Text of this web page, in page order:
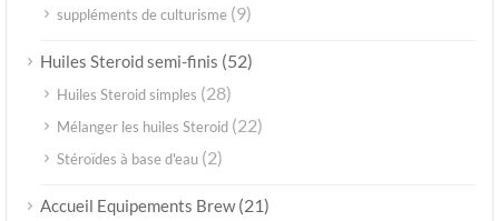
suppléments de culturisme (9)
Huiles Steroid semi-finis (52)
Huiles Steroid simples (28)
Mélanger les huiles Steroid (22)
Stéroïdes à base d'eau (2)
Accueil Equipements Brew(21)